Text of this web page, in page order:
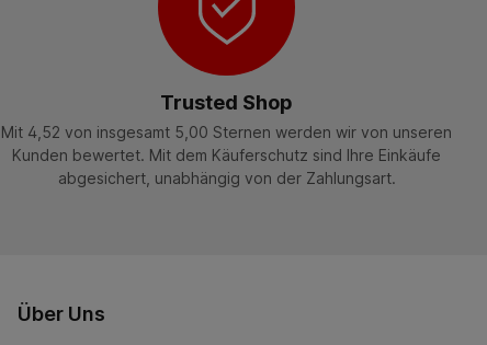
Trusted Shop
Mit 4,52 von insgesamt 5,00 Sternen werden wir von unseren
Kunden bewertet. Mit dem Käuferschutz sind Ihre Einkäufe
abgesichert, unabhängig von der Zahlungsart.
Über Uns